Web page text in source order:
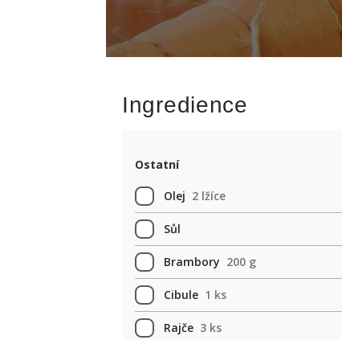
Ingredience
Ostatní
Olej 2 lžíce
Sůl
Brambory 200 g
Cibule 1 ks
Rajče 3 ks